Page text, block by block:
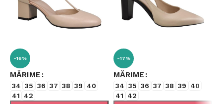
-16%
MĂRIME
34 35 36 37 38 39
40
41
42
-17%
MĂRIME
34 35 36 37 38 39
40
41
42